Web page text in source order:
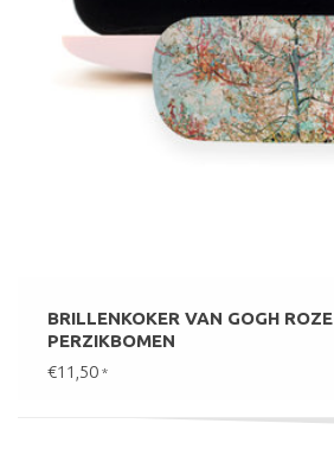
BRILLENKOKER VAN GOGH ROZE
PERZIKBOMEN
€11,50 *